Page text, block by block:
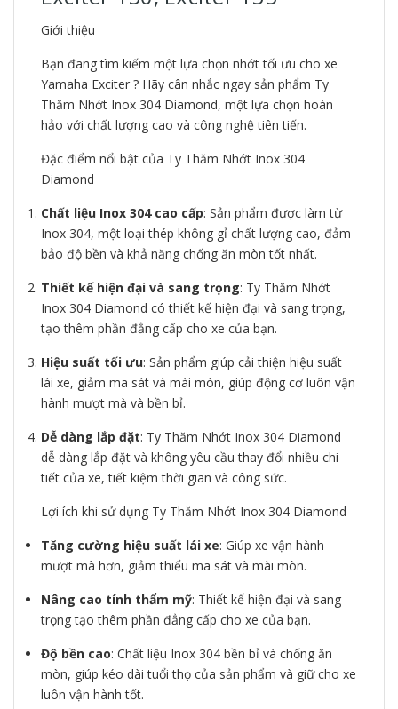
Giới thiệu
Bạn đang tìm kiếm một lựa chọn nhớt tối ưu cho xe
Yamaha Exciter ? Hãy cân nhắc ngay sản phẩm Ty
Thăm Nhớt Inox 304 Diamond, một lựa chọn hoàn
hảo với chất lượng cao và công nghệ tiên tiến.
Đặc điểm nổi bật của Ty Thăm Nhớt Inox 304
Diamond
Chất liệu Inox 304 cao cấp: Sản phẩm được làm từ
Inox 304, một loại thép không gỉ chất lượng cao, đảm
bảo độ bền và khả năng chống ăn mòn tốt nhất.
Thiết kế hiện đại và sang trọng: Ty Thăm Nhớt
Inox 304 Diamond có thiết kế hiện đại và sang trọng,
tạo thêm phần đẳng cấp cho xe của bạn.
Hiệu suất tối ưu: Sản phẩm giúp cải thiện hiệu suất
lái xe, giảm ma sát và mài mòn, giúp động cơ luôn vận
hành mượt mà và bền bỉ.
Dễ dàng lắp đặt: Ty Thăm Nhớt Inox 304 Diamond
dễ dàng lắp đặt và không yêu cầu thay đổi nhiều chi
tiết của xe, tiết kiệm thời gian và công sức.
Lợi ích khi sử dụng Ty Thăm Nhớt Inox 304 Diamond
Tăng cường hiệu suất lái xe: Giúp xe vận hành
mượt mà hơn, giảm thiểu ma sát và mài mòn.
Nâng cao tính thẩm mỹ: Thiết kế hiện đại và sang
trọng tạo thêm phần đẳng cấp cho xe của bạn.
Độ bền cao: Chất liệu Inox 304 bền bỉ và chống ăn
mòn, giúp kéo dài tuổi thọ của sản phẩm và giữ cho xe
luôn vận hành tốt.